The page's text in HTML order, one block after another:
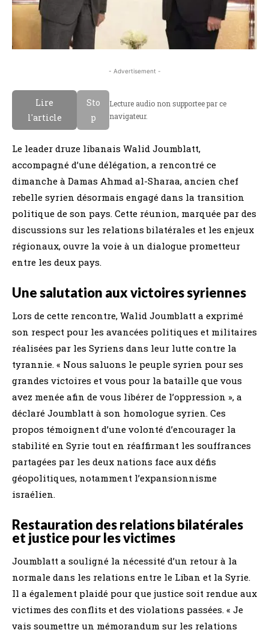
- Advertisement -
Lire
l'article
Sto
p
Lecture audio non supportee par ce
navigateur.
Le leader druze libanais Walid Joumblatt,
accompagné d’une délégation, a rencontré ce
dimanche à Damas Ahmad al-Sharaa, ancien chef
rebelle syrien désormais engagé dans la transition
politique de son pays. Cette réunion, marquée par des
discussions sur les relations bilatérales et les enjeux
régionaux, ouvre la voie à un dialogue prometteur
entre les deux pays.
Une salutation aux victoires syriennes
Lors de cette rencontre, Walid Joumblatt a exprimé
son respect pour les avancées politiques et militaires
réalisées par les Syriens dans leur lutte contre la
tyrannie. « Nous saluons le peuple syrien pour ses
grandes victoires et vous pour la bataille que vous
avez menée afin de vous libérer de l’oppression », a
déclaré Joumblatt à son homologue syrien. Ces
propos témoignent d’une volonté d’encourager la
stabilité en Syrie tout en réaffirmant les souffrances
partagées par les deux nations face aux défis
géopolitiques, notamment l’expansionnisme
israélien.
Restauration des relations bilatérales
et justice pour les victimes
Joumblatt a souligné la nécessité d’un retour à la
normale dans les relations entre le Liban et la Syrie.
Il a également plaidé pour que justice soit rendue aux
victimes des conflits et des violations passées. « Je
vais soumettre un mémorandum sur les relations